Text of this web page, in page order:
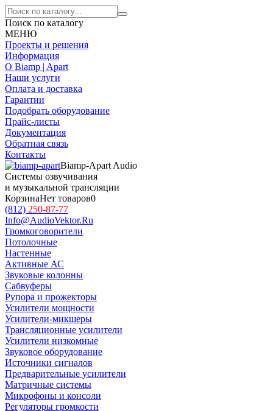
Поиск по каталогу
МЕНЮ
Проекты и решения
Информация
О Biamp | Apart
Наши услуги
Оплата и доставка
Гарантии
Подобрать оборудование
Прайс-листы
Документация
Обратная связь
Контакты
Biamp-Apart Audio
Системы озвучивания
и музыкальной трансляции
КорзинаНет товаров0
(812) 250-87-77
Info@AudioVektor.Ru
Громкоговорители
Потолочные
Настенные
Активные АС
Звуковые колонны
Сабвуферы
Рупора и прожекторы
Усилители мощности
Усилители-микшеры
Трансляционные усилители
Усилители низкомные
Звуковое оборудование
Источники сигналов
Предварительные усилители
Матричные системы
Микрофоны и консоли
Регуляторы громкости